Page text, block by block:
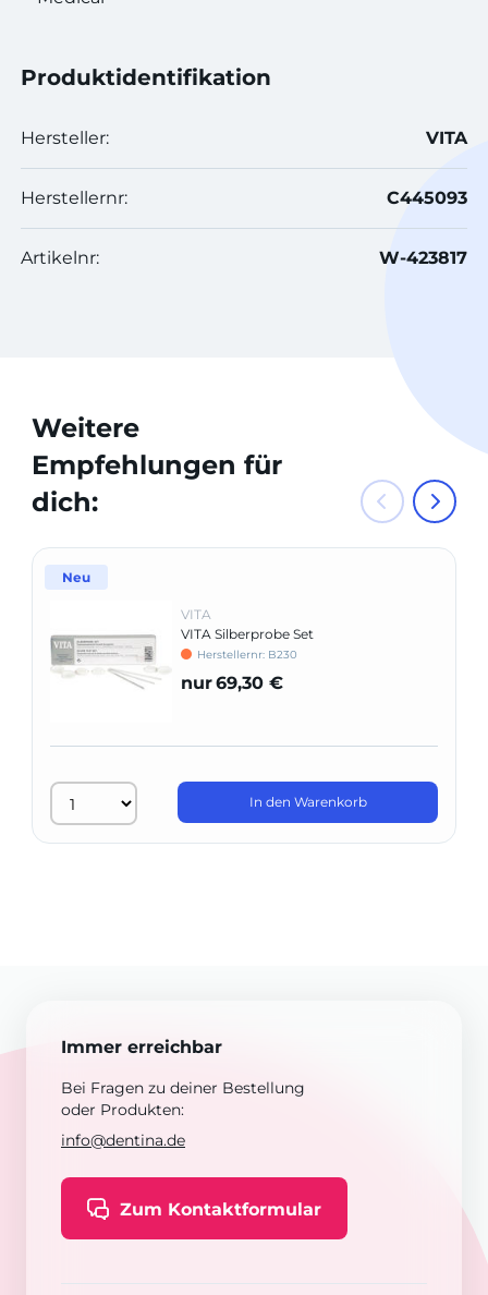
Produktidentifikation
Hersteller: VITA
Herstellernr: C445093
Artikelnr: W-423817
Weitere
Empfehlungen für
dich:
Neu
VITA
VITA Silberprobe Set
Herstellernr: B230
nur69,30 €
In den Warenkorb
Immer erreichbar
Bei Fragen zu deiner Bestellung
oder Produkten:
info@dentina.de
Zum Kontaktformular